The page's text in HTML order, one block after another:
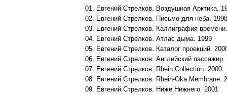
01. Евгений Стрелков. Воздушная Арктика.
02. Евгений Стрелков. Письмо для неба. 1998
03. Евгений Стрелков. Каллиграфия
04. Евгений Стрелков. Атлас дыма. 1999
05. Евгений Стрелков. Каталог проекций.
06. Евгений Стрелков. Английский пассажир.
07. Евгений Стрелков. Rhein Collection. 2000
08. Евгений Стрелков. Rhein-Oka Membrane.
09. Евгений Стрелков. Ниже Нижнего. 2001